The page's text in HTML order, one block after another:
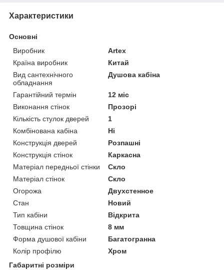
Характеристики
Основні
Виробник
Artex
Країна виробник
Китай
Вид сантехнічного
обладнання
Душова кабіна
Гарантійний термін
12 міс
Виконання стінок
Прозорі
Кількість стулок дверей
1
Комбінована кабіна
Ні
Конструкція дверей
Розпашні
Конструкція стінок
Каркасна
Матеріал передньої стінки
Скло
Матеріал стінок
Скло
Огорожа
Двухстенное
Стан
Новий
Тип кабіни
Відкрита
Товщина стінок
8 мм
Форма душової кабіни
Багатогранна
Колір профілю
Хром
Габаритні розміри